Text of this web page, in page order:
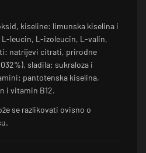
kiseline: limunska kiselina i
L-leucin, L-izoleucin, L-valin,
natrijevi citrati, prirodne
sladila: sukraloza i
pantotenska kiselina,
i vitamin B12.
se razlikovati ovisno o